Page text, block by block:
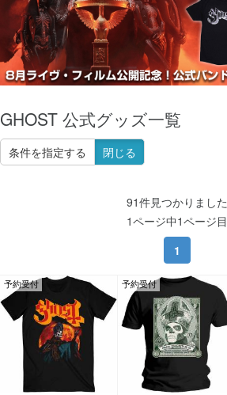
GHOST 公式グッズ一覧
条件を指定する 閉じる
91件見つかりました
1ページ中1ページ目
1
予約受付 予約受付